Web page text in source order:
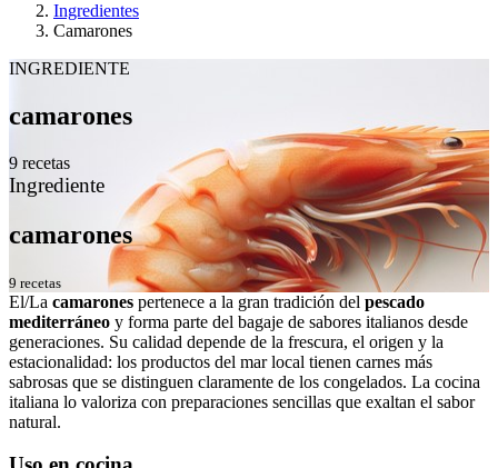
Ingredientes
Camarones
INGREDIENTE
camarones
9 recetas
Ingrediente
camarones
9 recetas
El/La camarones pertenece a la gran tradición del pescado
mediterráneo y forma parte del bagaje de sabores italianos desde
generaciones. Su calidad depende de la frescura, el origen y la
estacionalidad: los productos del mar local tienen carnes más
sabrosas que se distinguen claramente de los congelados. La cocina
italiana lo valoriza con preparaciones sencillas que exaltan el sabor
natural.